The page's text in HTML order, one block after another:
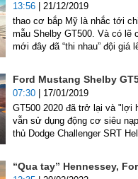
13:56 | 21/12/2019
thao cơ bắp Mỹ là nhắc tới
mẫu Shelby GT500. Và có lẽ
mới đây đã “thi nhau” đội giá
Ford Mustang Shelby
07:30 | 17/01/2019
GT500 2020 đã trở lại và "lợi
vẫn sử dụng động cơ siêu
thủ Dodge Challenger SRT
“Qua tay” Hennessey,